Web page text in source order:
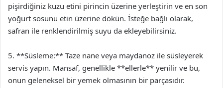
pişirdiğiniz kuzu etini pirincin üzerine yerleştirin ve en son
yoğurt sosunu etin üzerine dökün. İsteğe bağlı olarak,
safran ile renklendirilmiş suyu da ekleyebilirsiniz.
5. **Süsleme:** Taze nane veya maydanoz ile süsleyerek
servis yapın. Mansaf, genellikle **ellerle** yenilir ve bu,
onun geleneksel bir yemek olmasının bir parçasıdır.